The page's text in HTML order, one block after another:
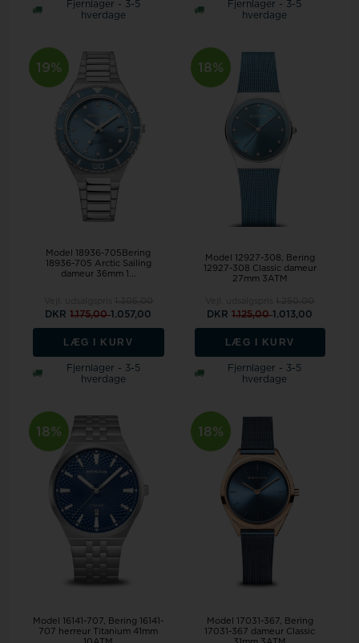
Fjernlager - 3-5
hverdage
Fjernlager - 3-5
hverdage
19%
Model 18936-705Bering
18936-705 Arctic Sailing
dameur 36mm 1...
DKR1.175,001.057,00
LÆG I KURV
Fjernlager - 3-5
hverdage
18%
Model 12927-308
Bering
12927-308 Classic dameur
27mm 3ATM
DKR1.125,001.013,00
LÆG I KURV
Fjernlager - 3-5
hverdage
18%
Model 16141-707
Bering 16141-
707 herreur Titanium 41mm
18%
Model 17031-367
Bering
17031-367 dameur Classic